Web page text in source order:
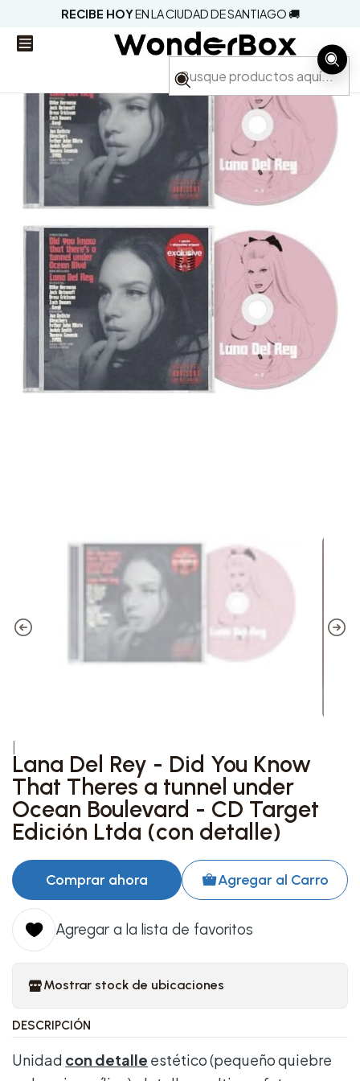
RECIBE HOYEN LA CIUDAD DE SANTIAGO 🚚
Lana Del Rey - Did You Know
That Theres a tunnel under
Ocean Boulevard - CD Target
Edición Ltda (con detalle)
Agregar al Carro
Comprar ahora
Agregar a la lista de favoritos
Mostrar stock de ubicaciones
DESCRIPCIÓN
Unidad con detalle estético (pequeño quiebre